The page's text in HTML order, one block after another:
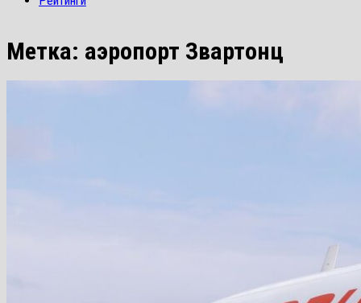
Метка: аэропорт Звартонц